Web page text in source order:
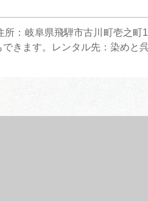
：岐阜県飛騨市古川町壱之
きます。レンタル先：染めと